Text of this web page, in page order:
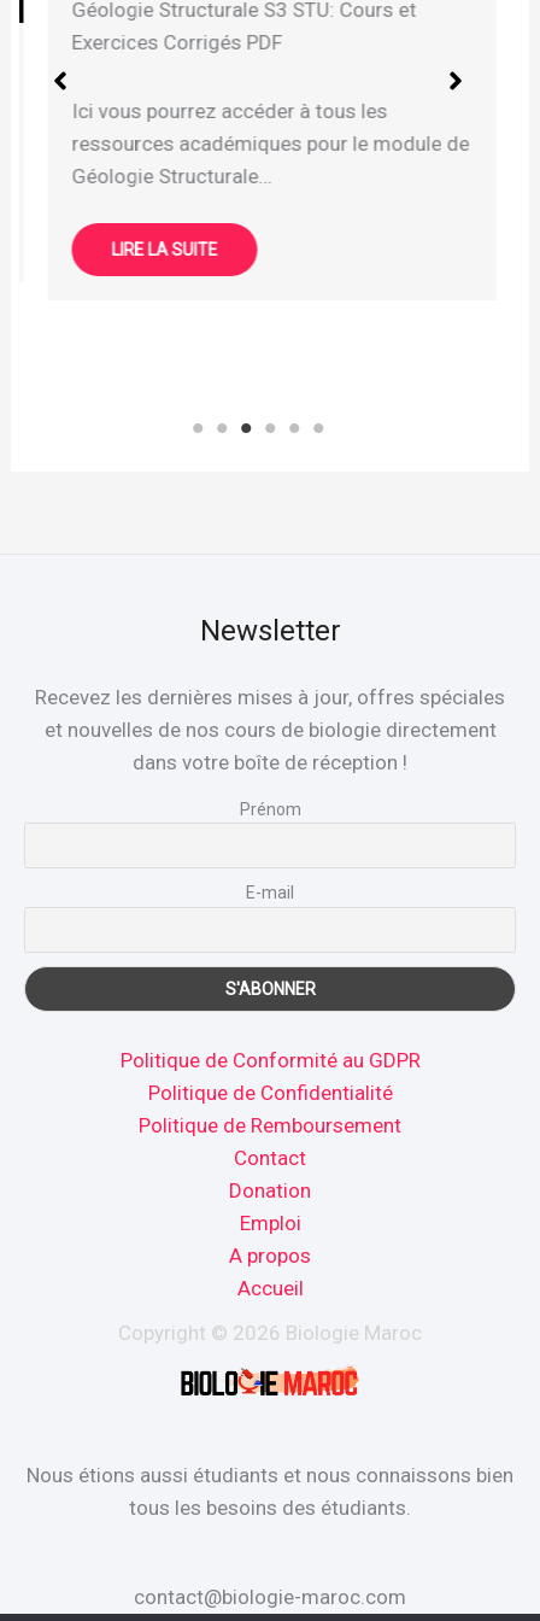
Géologie Structurale S3 STU: Cours et
Exercices Corrigés PDF
Ici vous pourrez accéder à tous les
ressources académiques pour le module de
Géologie Structurale…
LIRE LA SUITE
Newsletter
Recevez les dernières mises à jour, offres spéciales
et nouvelles de nos cours de biologie directement
dans votre boîte de réception !
Prénom
E-mail
Politique de Conformité au GDPR
Politique de Confidentialité
Politique de Remboursement
Contact
Donation
Emploi
A propos
Accueil
Copyright © 2026 Biologie Maroc
Nous étions aussi étudiants et nous connaissons bien
tous les besoins des étudiants.
contact@biologie-maroc.com